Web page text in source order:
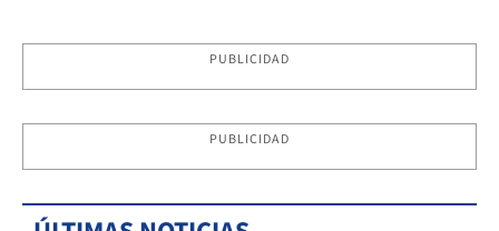
PUBLICIDAD
PUBLICIDAD